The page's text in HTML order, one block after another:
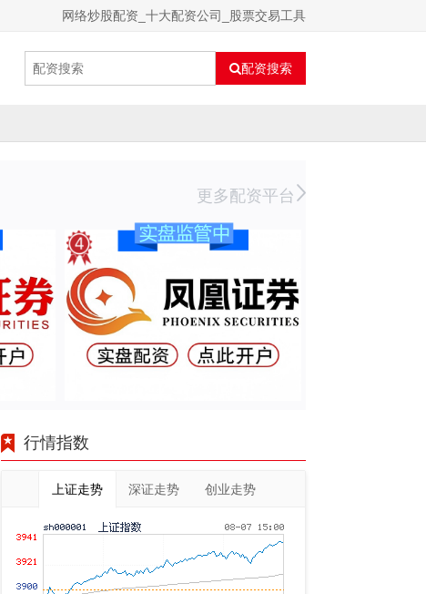
网络炒股配资_十大配资公司_股票交易工具
配资搜索
更多配资平台
行情指数
上证走势 深证走势 创业走势